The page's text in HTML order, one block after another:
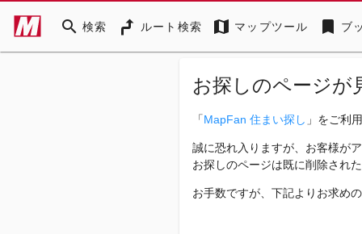
search 検索 ルート検索 map マップツール bookmark ブ
お探しのページが
「MapFan 住まい探し 」をご利
誠に恐れ入りますが、お客様が
お探しのページは既に削除され
お手数ですが、下記よりお求め